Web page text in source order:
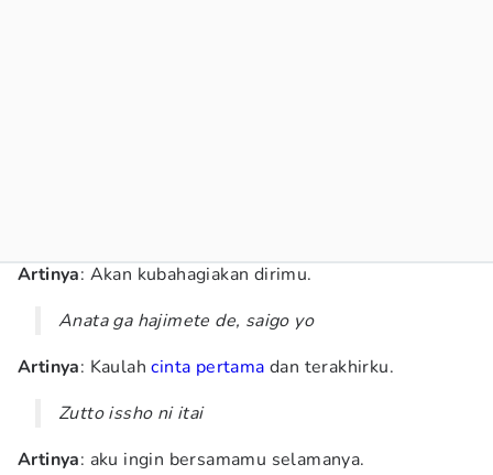
Artinya: Akan kubahagiakan dirimu.
Anata ga hajimete de, saigo yo
Artinya: Kaulahcinta pertama dan terakhirku.
Zutto issho ni itai
Artinya: aku ingin bersamamu selamanya.